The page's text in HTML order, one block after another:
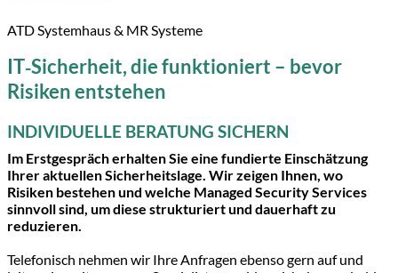
ATD Systemhaus & MR Systeme
IT‑Sicherheit, die funktioniert – bevor
Risiken entstehen
INDIVIDUELLE BERATUNG SICHERN
Im Erstgespräch erhalten Sie eine fundierte Einschätzung
Ihrer aktuellen Sicherheitslage. Wir zeigen Ihnen, wo
Risiken bestehen und welche Managed Security Services
sinnvoll sind, um diese strukturiert und dauerhaft zu
reduzieren.
Telefonisch nehmen wir Ihre Anfragen ebenso gern auf und